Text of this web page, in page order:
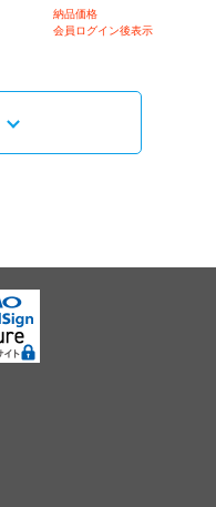
納品価格
会員ログイン後表示